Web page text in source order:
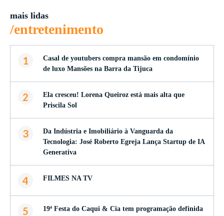
mais lidas
/entretenimento
1
Casal de youtubers compra mansão em condomínio
de luxo Mansões na Barra da Tijuca
2
Ela cresceu! Lorena Queiroz está mais alta que
Priscila Sol
3
Da Indústria e Imobiliário à Vanguarda da
Tecnologia: José Roberto Egreja Lança Startup de IA
Generativa
4 FILMES NA TV
5 19ª Festa do Caqui & Cia tem programação definida